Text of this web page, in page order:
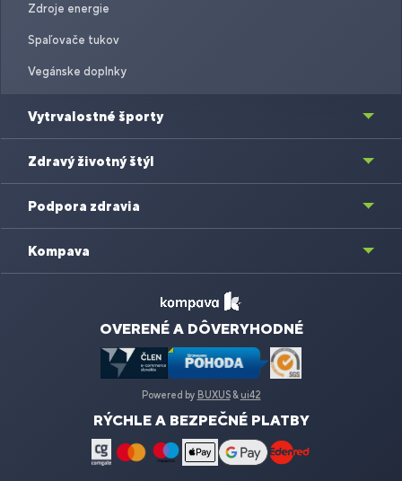
Zdroje energie
Spaľovače tukov
Vegánske doplnky
Vytrvalostné športy
Zdravý životný štýl
Podpora zdravia
Kompava
OVERENÉ A DÔVERYHODNÉ
Powered by BUXUS& ui42
RÝCHLE A BEZPEČNÉ PLATBY